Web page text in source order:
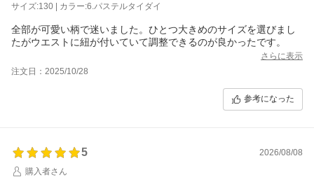
サイズ:130 | カラー:6.パステルタイダイ
全部が可愛い柄で迷いました。ひとつ大きめのサイズを選びまし
たがウエストに紐が付いていて調整できるのが良かったです。
さらに表示
注文日：2025/10/28
参考になった
5
2026/08/08
購入者さん